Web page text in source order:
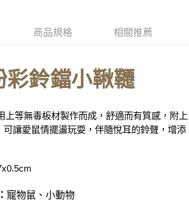
碼，簡訊認證，即可結帳。
／服務後，再付款。
AFTEE先享後付」後，將跳轉至「AFTEE先享後付」
證並確認金額後，即可完成結帳。
元方式進行付款，方視為交易完成。
成當下不需立刻繳費，但若您需要取消訂單，請聯絡
商家同意取消之訂單仍視為有效，需透過AFTEE先享
需取消欲退款等相關疑問，請聯繫「AFTEE先享後付
5KG
10KG
含以上)免運費
含以上)免運費
商品規格 相關推薦
彩鈴鐺小鞦韆
上等無毒板材製作而成，舒適而有質感，附上
可讓愛鼠情擺盪玩耍，伴隨悅耳的鈴聲，增添
寵物鼠、小動物